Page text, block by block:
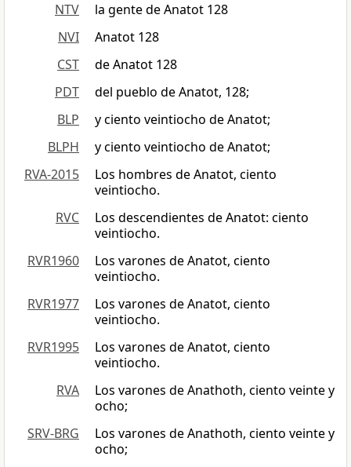
NTV
la gente de Anatot 128
NVI
Anatot 128
CST
de Anatot 128
PDT
del pueblo de Anatot, 128;
BLP
y ciento veintiocho de Anatot;
BLPH
y ciento veintiocho de Anatot;
RVA-2015
Los hombres de Anatot, ciento
veintiocho.
RVC
Los descendientes de Anatot: ciento
veintiocho.
RVR1960
Los varones de Anatot, ciento
veintiocho.
RVR1977
Los varones de Anatot, ciento
veintiocho.
RVR1995
Los varones de Anatot, ciento
veintiocho.
RVA
Los varones de Anathoth, ciento veinte y
ocho;
SRV-BRG
Los varones de Anathoth, ciento veinte y
ocho;